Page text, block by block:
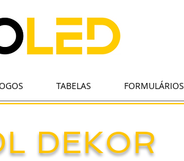
TABELAS FORMULÁRIOS
DEKOR